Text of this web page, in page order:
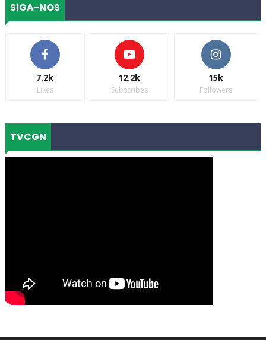
SIGA-NOS
7.2k
Likes
12.2k
Subscribes
15k
Followers
TVCGN